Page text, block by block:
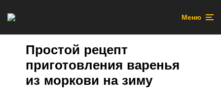
Меню
Простой рецепт
приготовления варенья
из моркови на зиму